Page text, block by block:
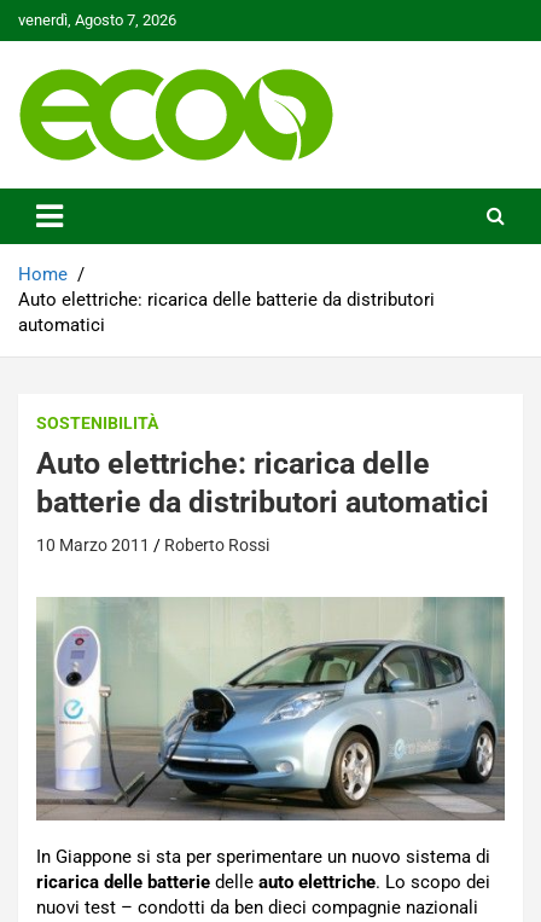
to
venerdì, Agosto 7, 2026
Ecoo.it
Home
Auto elettriche: ricarica delle batterie da distributori
automatici
SOSTENIBILITÀ
Auto elettriche: ricarica delle
batterie da distributori automatici
10 Marzo 2011 Roberto Rossi
In Giappone si sta per sperimentare un nuovo sistema di
ricarica delle batterie delle auto elettriche. Lo scopo dei
nuovi test – condotti da ben dieci compagnie nazionali